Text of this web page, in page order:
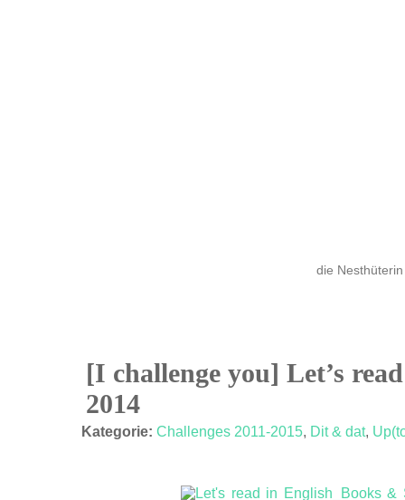
die Nesthüterin
[I challenge you] Let’s
2014
Kategorie: Challenges 2011-2015, Dit & dat,